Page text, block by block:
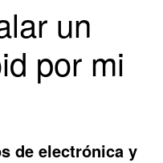
un
por mi
de electrónica y